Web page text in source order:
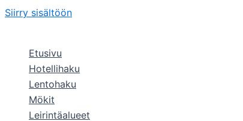
Siirry sisältöön
Etusivu
Hotellihaku
Lentohaku
Mökit
Leirintäalueet